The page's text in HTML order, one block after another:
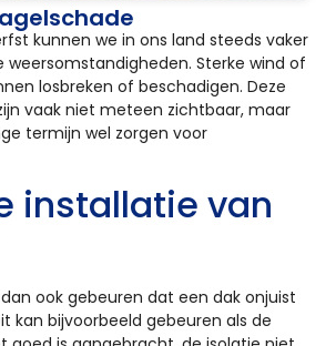
kunnen we in ons land steeds vaker
weersomstandigheden. Sterke wind of
losbreken of beschadigen. Deze
vaak niet meteen zichtbaar, maar
termijn wel zorgen voor
installatie van
ook gebeuren dat een dak onjuist
kan bijvoorbeeld gebeuren als de